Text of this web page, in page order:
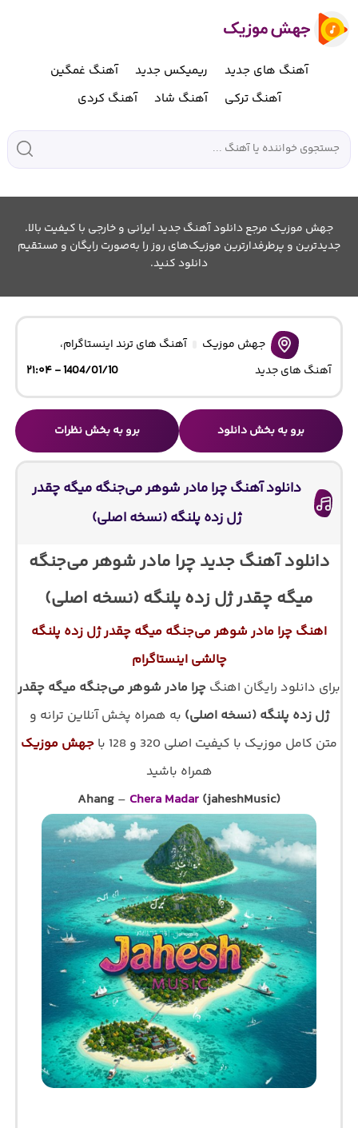
آهنگ های جدید ریمیکس جدید
آهنگ غمگین
آهنگ ترکی
آهنگ شاد آهنگ کردی
جهش موزیک مرجع دانلود آهنگ جدید ایرانی و خارجی با کیفیت بالا.
جدیدترین و پرطرفدارترین موزیک‌های روز را به‌صورت رایگان و مستقیم
دانلود کنید.
جهش موزیک آهنگ های ترند اینستاگرام،
آهنگ های جدید
1404/01/10 - ۲۱:۰۴
برو به بخش دانلود برو به بخش نظرات
دانلود آهنگ چرا مادر شوهر می‌جنگه میگه چقدر
ژل زده پلنگه (نسخه اصلی)
دانلود آهنگ جدید چرا مادر شوهر می‌جنگه
میگه چقدر ژل زده پلنگه (نسخه اصلی)
اهنگ چرا مادر شوهر می‌جنگه میگه چقدر ژل زده پلنگه
چالشی اینستاگرام
برای دانلود رایگان اهنگ چرا مادر شوهر می‌جنگه میگه چقدر
ژل زده پلنگه (نسخه اصلی) به همراه پخش آنلاین ترانه و
متن کامل موزیک با کیفیت اصلی 320 و 128 با
جهش موزیک
همراه باشید
Ahang – Chera Madar (jaheshMusic)